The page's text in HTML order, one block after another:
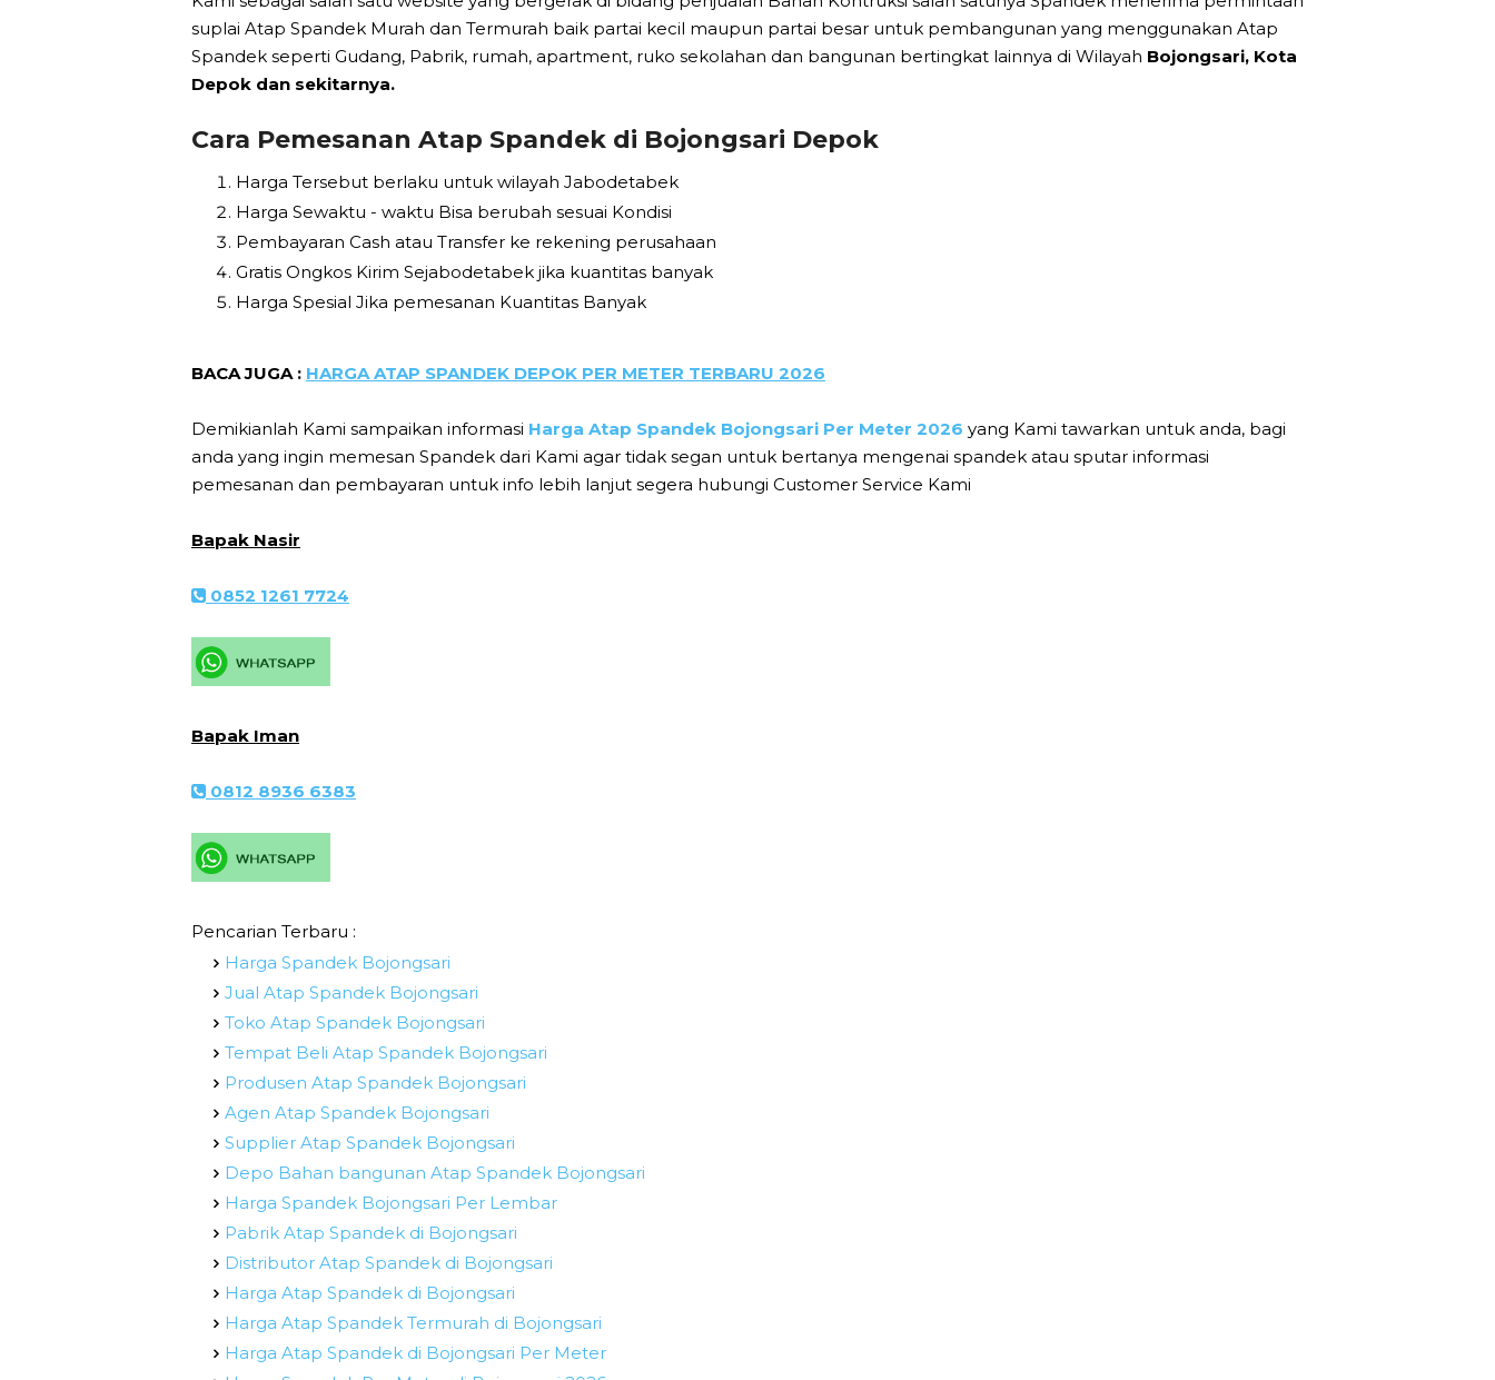
suplai Atap Spandek Murah dan Termurah baik partai kecil maupun partai besar untuk pembangunan yang menggunakan Atap
Spandek seperti Gudang, Pabrik, rumah, apartment, ruko sekolahan dan bangunan bertingkat lainnya di Wilayah Bojongsari, Kota
Depok dan sekitarnya.
Cara Pemesanan Atap Spandek di Bojongsari Depok
Harga Tersebut berlaku untuk wilayah Jabodetabek
Harga Sewaktu - waktu Bisa berubah sesuai Kondisi
Pembayaran Cash atau Transfer ke rekening perusahaan
Gratis Ongkos Kirim Sejabodetabek jika kuantitas banyak
Harga Spesial Jika pemesanan Kuantitas Banyak
BACA JUGA : HARGA ATAP SPANDEK DEPOK PER METER TERBARU 2026
Demikianlah Kami sampaikan informasi Harga Atap Spandek Bojongsari Per Meter 2026 yang Kami tawarkan untuk anda, bagi
anda yang ingin memesan Spandek dari Kami agar tidak segan untuk bertanya mengenai spandek atau sputar informasi
pemesanan dan pembayaran untuk info lebih lanjut segera hubungi Customer Service Kami
Bapak Nasir
0852 1261 7724
Bapak Iman
0812 8936 6383
Pencarian Terbaru :
Harga Spandek Bojongsari
Jual Atap Spandek Bojongsari
Toko Atap Spandek Bojongsari
Tempat Beli Atap Spandek Bojongsari
Produsen Atap Spandek Bojongsari
Agen Atap Spandek Bojongsari
Supplier Atap Spandek Bojongsari
Depo Bahan bangunan Atap Spandek Bojongsari
Harga Spandek Bojongsari Per Lembar
Pabrik Atap Spandek di Bojongsari
Distributor Atap Spandek di Bojongsari
Harga Atap Spandek di Bojongsari
Harga Atap Spandek Termurah di Bojongsari
Harga Atap Spandek di Bojongsari Per Meter